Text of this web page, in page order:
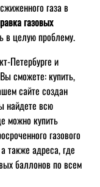
газа в
газовых
в целую проблему.
Петербурге и
сможете: купить,
сайте создан
найдете всю
можно купить
газового
также адреса, где
баллонов по всем